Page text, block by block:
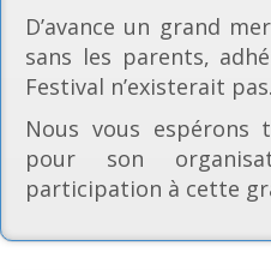
D’avance un grand
sans les parents,
Festival n’existerait pas.
Nous vous espérons
pour son
participation à cette